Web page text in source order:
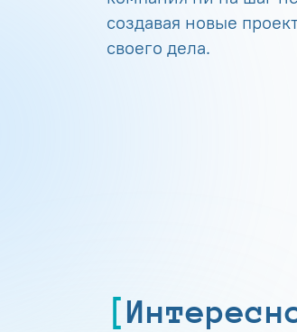
создавая новые
своего дела.